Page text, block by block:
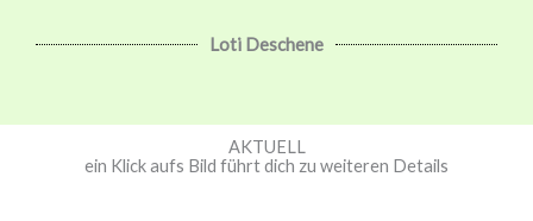
Loti Deschene
AKTUELL
ein Klick aufs Bild führt dich zu weiteren Details